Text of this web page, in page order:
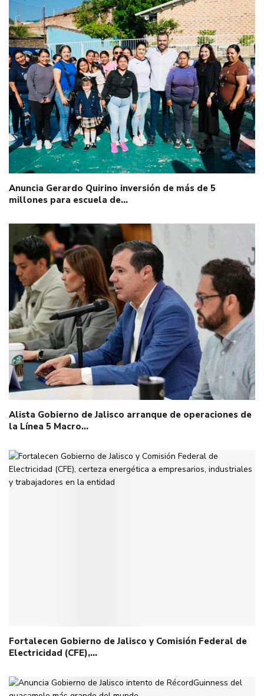
Anuncia Gerardo Quirino inversión de más de 5
millones para escuela de…
Alista Gobierno de Jalisco arranque de operaciones de
la Línea 5 Macro…
Fortalecen Gobierno de Jalisco y Comisión Federal de
Electricidad (CFE),…